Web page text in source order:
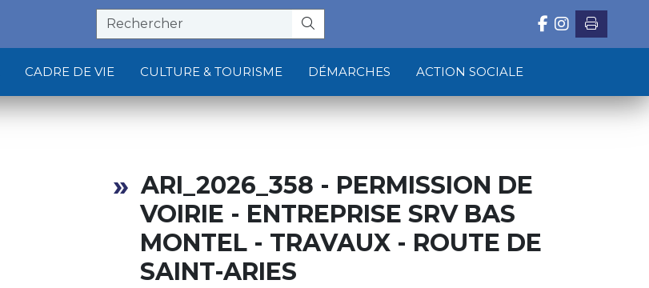
CADRE DE VIE CULTURE & TOURISME DÉMARCHES ACTION SOCIALE
ARI_2026_358 - PERMISSION DE
VOIRIE - ENTREPRISE SRV BAS
MONTEL - TRAVAUX - ROUTE DE
SAINT-ARIES